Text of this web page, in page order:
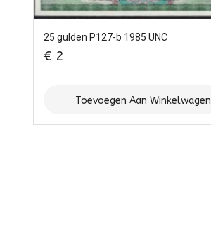
25 gulden P127-b 1985 UNC
€ 2
Toevoegen Aan Winkelwagen